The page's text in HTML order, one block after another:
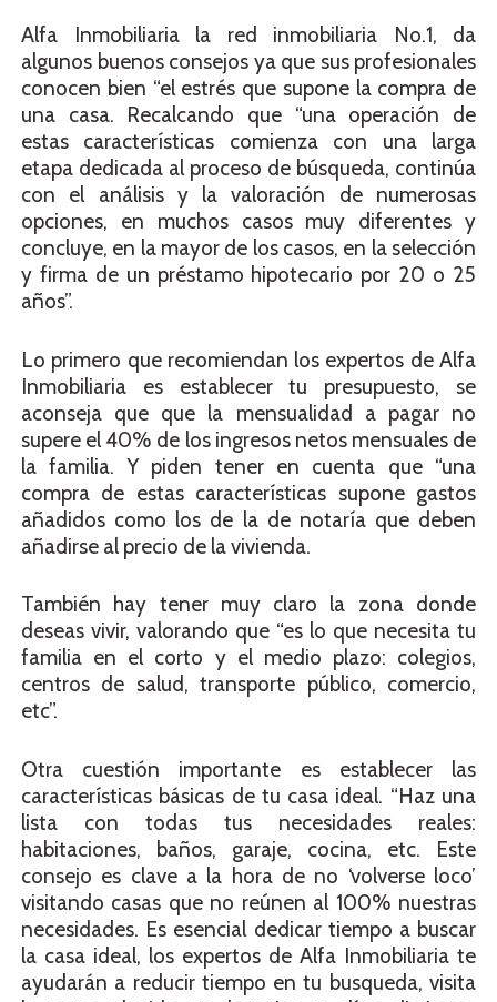
Alfa Inmobiliaria la red inmobiliaria No.1, da
algunos buenos consejos ya que sus profesionales
conocen bien “el estrés que supone la compra de
una casa. Recalcando que “una operación de
estas características comienza con una larga
etapa dedicada al proceso de búsqueda, continúa
con el análisis y la valoración de numerosas
opciones, en muchos casos muy diferentes y
concluye, en la mayor de los casos, en la selección
y firma de un préstamo hipotecario por 20 o 25
años”.
Lo primero que recomiendan los expertos de Alfa
Inmobiliaria es establecer tu presupuesto, se
aconseja que que la mensualidad a pagar no
supere el 40% de los ingresos netos mensuales de
la familia. Y piden tener en cuenta que “una
compra de estas características supone gastos
añadidos como los de la de notaría que deben
añadirse al precio de la vivienda.
También hay tener muy claro la zona donde
deseas vivir, valorando que “es lo que necesita tu
familia en el corto y el medio plazo: colegios,
centros de salud, transporte público, comercio,
etc”.
Otra cuestión importante es establecer las
características básicas de tu casa ideal. “Haz una
lista con todas tus necesidades reales:
habitaciones, baños, garaje, cocina, etc. Este
consejo es clave a la hora de no ‘volverse loco’
visitando casas que no reúnen al 100% nuestras
necesidades. Es esencial dedicar tiempo a buscar
la casa ideal, los expertos de Alfa Inmobiliaria te
ayudarán a reducir tiempo en tu busqueda, visita